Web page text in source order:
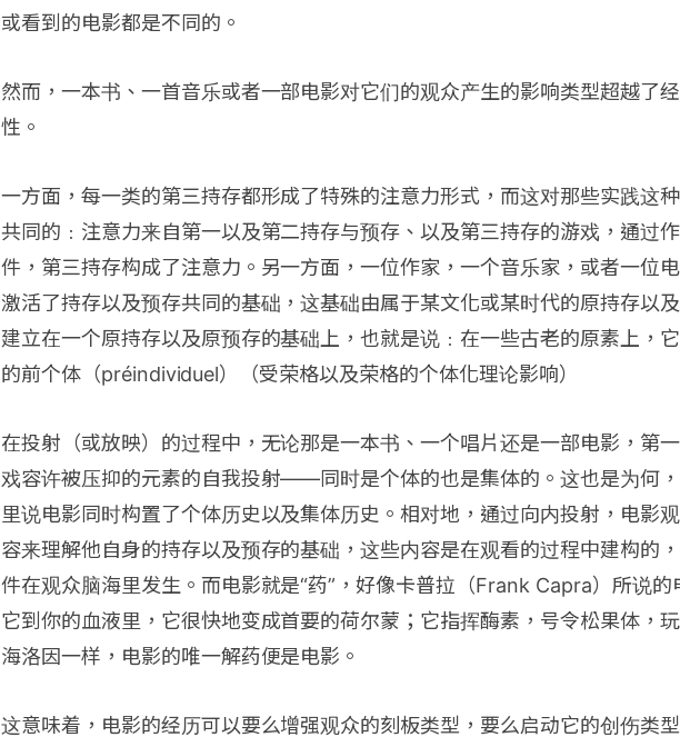
或看到的电影都是不同的。
然而，一本书、一首音乐或者一部电影对它们的观众产生的影响类型超越了
性。
一方面，每一类的第三持存都形成了特殊的注意力形式，而这对那些实践这
共同的﹕注意力来自第一以及第二持存与预存、以及第三持存的游戏，通过
件，第三持存构成了注意力。另一方面，一位作家，一个音乐家，或者一位
激活了持存以及预存共同的基础，这基础由属于某文化或某时代的原持存以
建立在一个原持存以及原预存的基础上，也就是说﹕在一些古老的原素上，
的前个体（préindividuel）（受荣格以及荣格的个体化理论影响）
在投射（或放映）的过程中，无论那是一本书、一个唱片还是一部电影，第
戏容许被压抑的元素的自我投射——同时是个体的也是集体的。这也是为何，
里说电影同时构置了个体历史以及集体历史。相对地，通过向内投射，电影
容来理解他自身的持存以及预存的基础，这些内容是在观看的过程中建构的
件在观众脑海里发生。而电影就是“药”，好像卡普拉（Frank Capra）所说的
它到你的血液里，它很快地变成首要的荷尔蒙；它指挥酶素，号令松果体，
海洛因一样，电影的唯一解药便是电影。
这意味着，电影的经历可以要么增强观众的刻板类型，要么启动它的创伤类